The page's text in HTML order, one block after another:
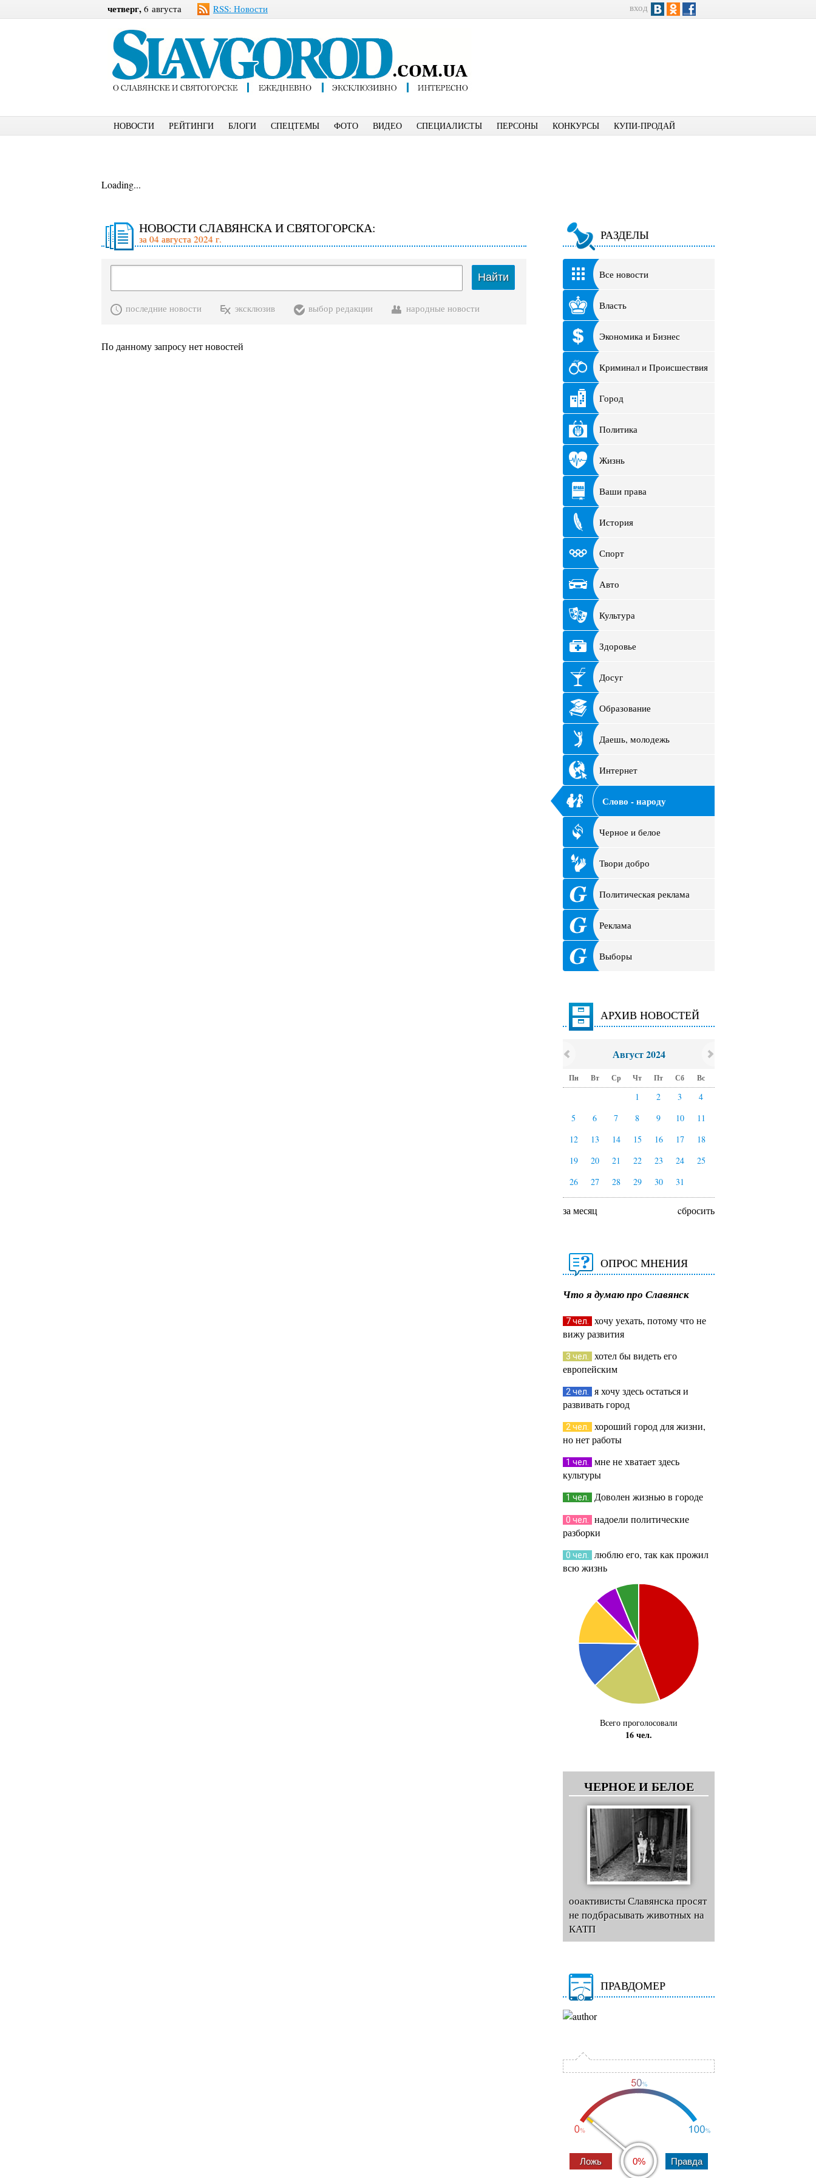
четверг, 6 августа RSS: Новости вход
НОВОСТИ РЕЙТИНГИ БЛОГИ СПЕЦТЕМЫ ФОТО ВИДЕО СПЕЦИАЛИСТЫ ПЕРСОНЫ КОНКУРСЫ КУПИ-ПРОДАЙ
Loading...
НОВОСТИ СЛАВЯНСКА И СВЯТОГОРСКА:
за 04 августа 2024 г.
Найти
последние новости эксклюзив выбор редакции народные новости
По данному запросу нет новостей
РАЗДЕЛЫ
Все новости
Власть
Экономика и Бизнес
Криминал и Происшествия
Город
Политика
Жизнь
Ваши права
История
Спорт
Авто
Культура
Здоровье
Досуг
Образование
Даешь, молодежь
Интернет
Слово - народу
Черное и белое
Твори добро
Политическая реклама
Реклама
Выборы
АРХИВ НОВОСТЕЙ
Август 2024
Пн Вт Ср Чт Пт Сб Вс
1 2 3
4
5
6 7 8 9 10
11
12
13 14 15 16 17
18
19
20 21 22 23 24
25
26
27 28 29 30 31
за месяц cбросить
ОПРОС МНЕНИЯ
Что я думаю про Славянск
7 чел.
хочу уехать, потому что не
вижу развития
3 чел.
хотел бы видеть его
европейским
2 чел.
я хочу здесь остаться и
развивать город
2 чел.
хороший город для жизни,
но нет работы
1 чел.
мне не хватает здесь
культуры
1 чел. Доволен жизнью в городе
0 чел.
надоели политические
разборки
0 чел.
люблю его, так как прожил
всю жизнь
Всего проголосовали
16 чел.
ЧЕРНОЕ И БЕЛОЕ
ооактивисты Славянска просят
не подбрасывать животных на
КАТП
ПРАВДОМЕР
0%